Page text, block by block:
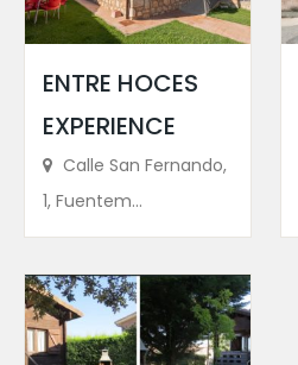
ENTRE HOCES
EXPERIENCE
Calle San Fernando,
1, Fuentem...